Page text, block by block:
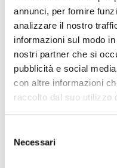
annunci, per fornire
analizzare il nostro
informazioni sul modo
nostri partner che si
pubblicità e social
con altre informazioni
raccolto dal suo utilizzo
delNecessari
L'intervento sarà
Libano in
vulnerabili del Waha
tramite la modalità di
tramite la creazione di
aumento temporaneo